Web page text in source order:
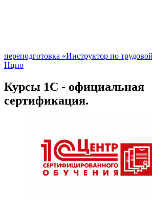
переподготовка «Инструктор по
Нцпо
Курсы 1С - официальная
сертификация.